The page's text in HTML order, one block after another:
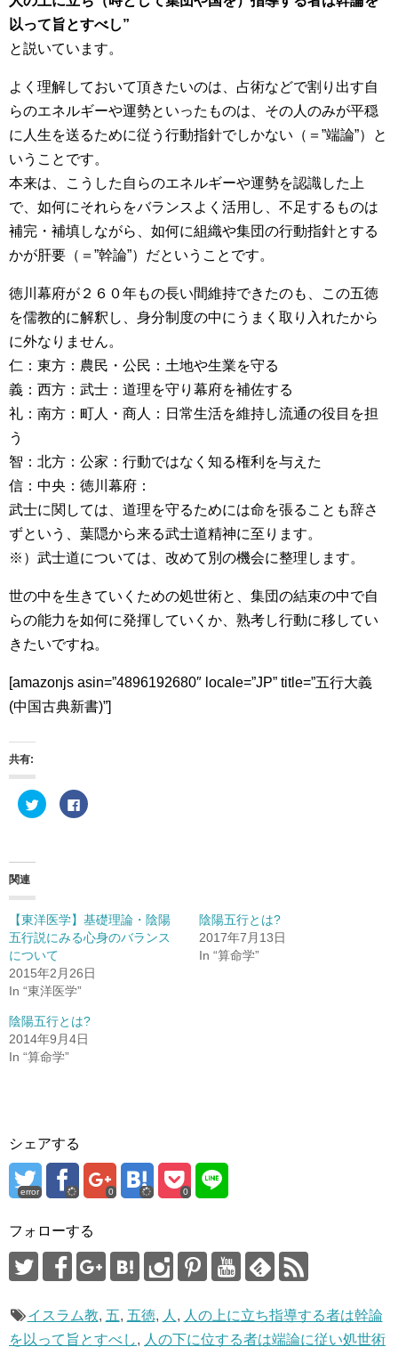
以って旨とすべし”
と説いています。
よく理解しておいて頂きたいのは、占術などで割り出す自
らのエネルギーや運勢といったものは、その人のみが平穏
に人生を送るために従う行動指針でしかない（＝”端論”）と
いうことです。
本来は、こうした自らのエネルギーや運勢を認識した上
で、如何にそれらをバランスよく活用し、不足するものは
補完・補填しながら、如何に組織や集団の行動指針とする
かが肝要（＝”幹論”）だということです。
徳川幕府が２６０年もの長い間維持できたのも、この五徳
を儒教的に解釈し、身分制度の中にうまく取り入れたから
に外なりません。
仁：東方：農民・公民：土地や生業を守る
義：西方：武士：道理を守り幕府を補佐する
礼：南方：町人・商人：日常生活を維持し流通の役目を担
う
智：北方：公家：行動ではなく知る権利を与えた
信：中央：徳川幕府：
武士に関しては、道理を守るためには命を張ることも辞さ
ずという、葉隠から来る武士道精神に至ります。
※）武士道については、改めて別の機会に整理します。
世の中を生きていくための処世術と、集団の結束の中で自
らの能力を如何に発揮していくか、熟考し行動に移してい
きたいですね。
[amazonjs asin=”4896192680″ locale=”JP” title=”五行大義
(中国古典新書)”]
共有:
ク
リ
e
r
で
共
有
(
新
し
ウ
ィ
ン
ド
ウ
で
F
a
す
る
に
リ
ッ
て
く
だ
さ
で
開
き
ま
関連
【東洋医学】基礎理論・陰陽
五行説にみる心身のバランス
について
2015年2月26日
In “東洋医学”
陰陽五行とは?
2017年7月13日
In “算命学”
陰陽五行とは?
2014年9月4日
In “算命学”
シェアする
error 0 0
フォローする
イスラム教, 五, 五徳, 人 , 人の上に立ち指導する者は幹論
を以って旨とすべし, 人の下に位する者は端論に従い処世術